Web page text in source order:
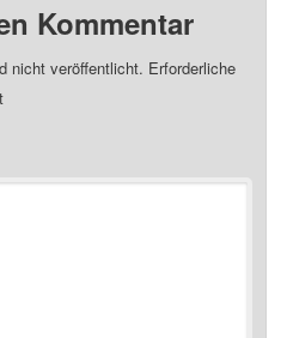
Kommentar
nicht veröffentlicht. Erforderliche